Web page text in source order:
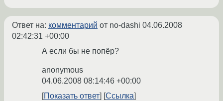
Ответ на: комментарий от no-dashi 04.06.2008
02:42:31 +00:00
А если бы не попёр?
anonymous
04.06.2008 08:14:46 +00:00
Показать ответ
Ссылка